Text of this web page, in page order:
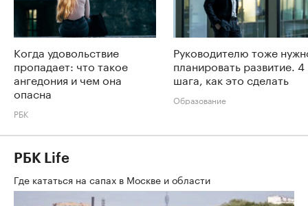
Когда удовольствие
пропадает: что такое
ангедония и чем она
опасна
РБК
Руководителю тоже
планировать развитие. 4
шага, как это сделать
Образование
РБК Life
Где кататься на сапах в Москве и области